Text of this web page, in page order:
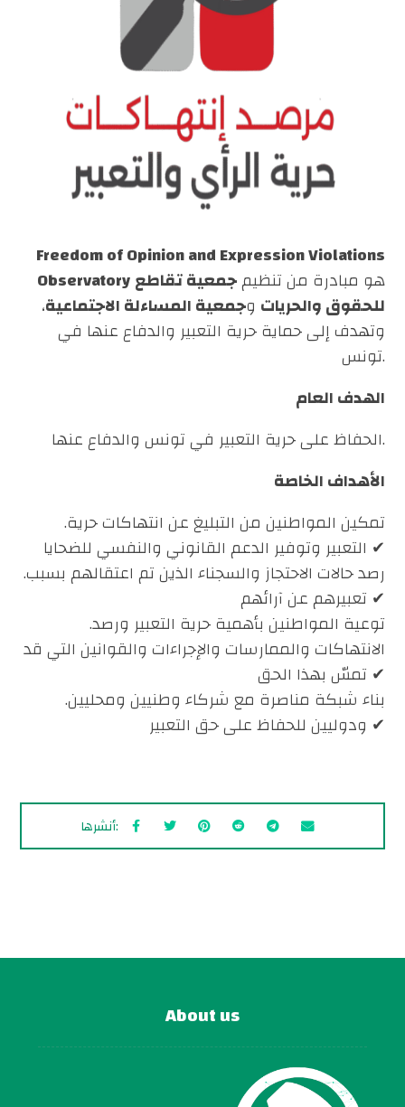
Freedom of Opinion and Expression Violations
Observatory
هو مبادرة من تنظيمجمعية تقاطع
للحقوق والحريات وجمعية المساءلة الاجتماعية،
وتهدف إلى حماية حرية التعبير والدفاع عنها في
تونس.
الهدف العام
الحفاظ على حرية التعبير في تونس والدفاع عنها.
الأهداف الخاصة
.تمكين المواطنين من التبليغ عن انتهاكات حرية
التعبير وتوفير الدعم القانوني والنفسي للضحايا ✔
.رصد حالات الاحتجاز والسجناء الذين تم اعتقالهم بسبب
تعبيرهم عن آرائهم ✔
.توعية المواطنين بأهمية حرية التعبير ورصد
الانتهاكات والممارسات والإجراءات والقوانين التي قد
تمسّ بهذا الحق ✔
.بناء شبكة مناصرة مع شركاء وطنيين ومحليين
ودوليين للحفاظ على حق التعبير ✔
About us